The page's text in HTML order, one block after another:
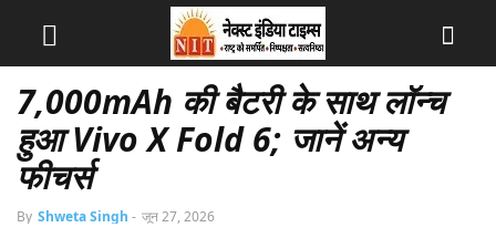
7,000mAh की बैटरी के साथ लॉन्च
हुआ Vivo X Fold 6; जानें अन्य
फीचर्स
By Shweta Singh - जून 27, 2026